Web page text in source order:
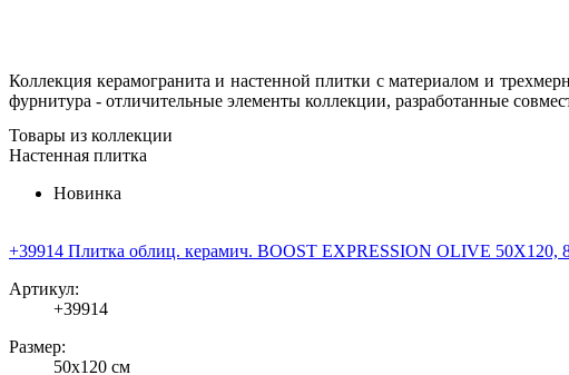
Коллекция керамогранита и настенной плитки с материалом и
фурнитура - отличительные элементы коллекции, разработанные
Товары из коллекции
Настенная плитка
Новинка
+39914 Плитка облиц. керамич. BOOST EXPRESSION OLIVE 50X120,
Артикул:
+39914
Размер:
50x120 см